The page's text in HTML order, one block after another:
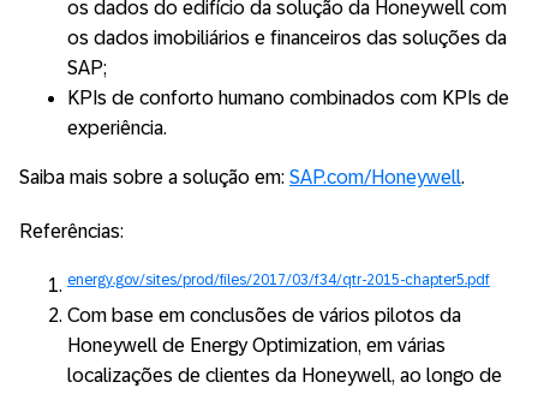
os dados do edifício da solução da Honeywell com
os dados imobiliários e financeiros das soluções da
SAP;
KPIs de conforto humano combinados com KPIs de
experiência.
Saiba mais sobre a solução em: SAP.com/Honeywell.
Referências:
energy.gov/sites/prod/files/2017/03/f34/qtr-2015-chapter5.pdf
Com base em conclusões de vários pilotos da
Honeywell de Energy Optimization, em várias
localizações de clientes da Honeywell, ao longo de